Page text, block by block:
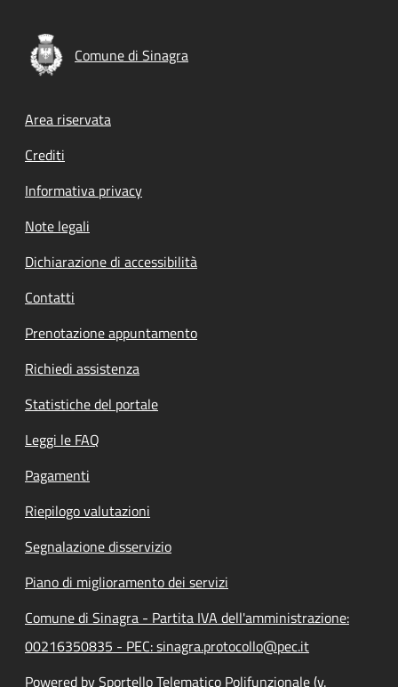
Comune di Sinagra
Footer menu
Area riservata
Crediti
Informativa privacy
Note legali
Dichiarazione di accessibilità
Contatti
Prenotazione appuntamento
Richiedi assistenza
Statistiche del portale
Leggi le FAQ
Pagamenti
Riepilogo valutazioni
Segnalazione disservizio
Piano di miglioramento dei servizi
Comune di Sinagra - Partita IVA dell'amministrazione:
00216350835 - PEC: sinagra.protocollo@pec.it
Powered by Sportello Telematico Polifunzionale (v.